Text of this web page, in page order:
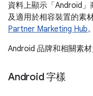
資料上顯示「Android
及適用於相容裝置的素
Partner Marketing Hub。
Android 品牌和相關素
Android 字樣